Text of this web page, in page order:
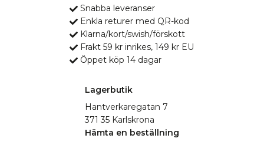
Snabba leveranser
Enkla returer med QR-kod
Klarna/kort/swish/förskott
Frakt 59 kr inrikes, 149 kr EU
Öppet köp 14 dagar
Lagerbutik
Hantverkaregatan 7
371 35 Karlskrona
Hämta en beställning